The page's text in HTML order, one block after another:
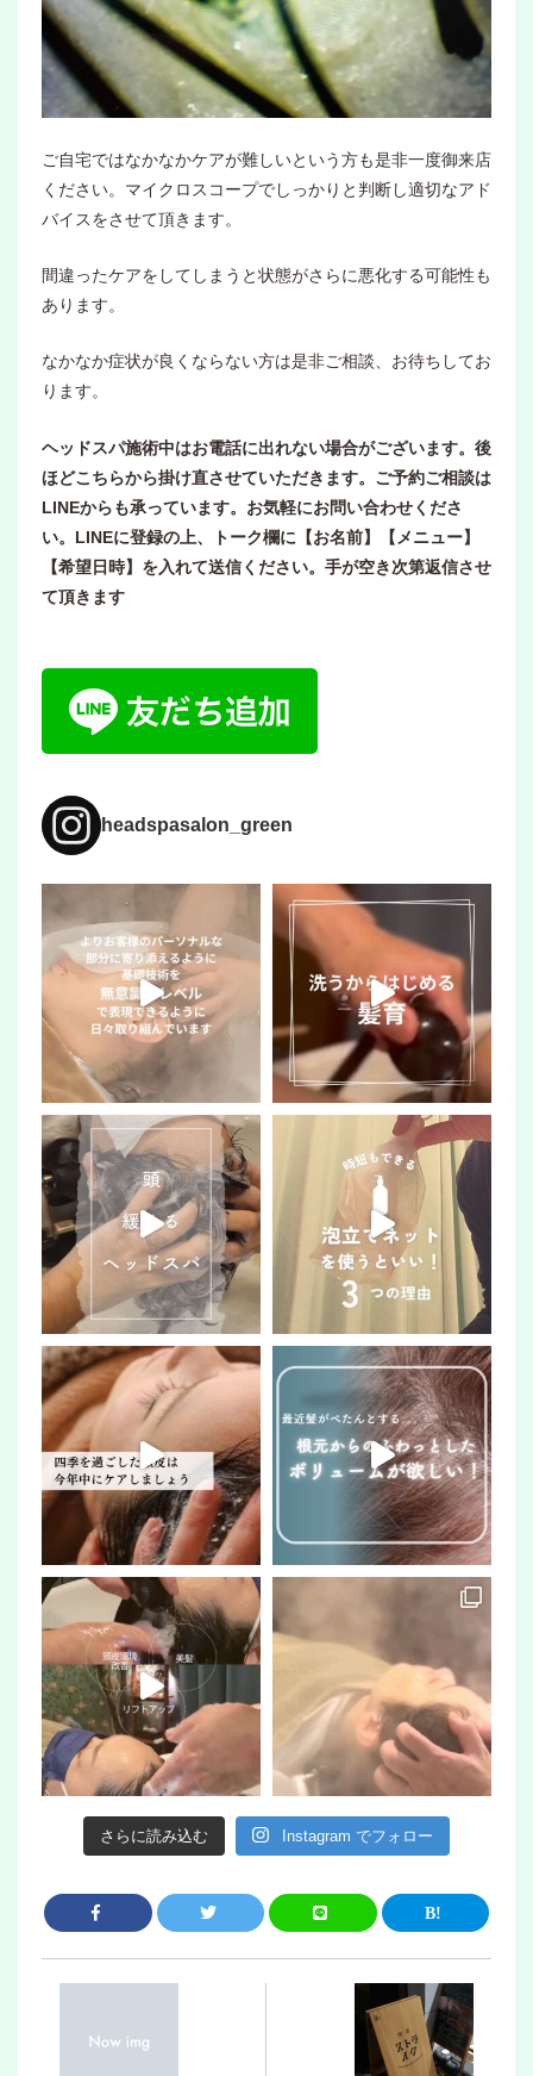
ご自宅ではなかなかケアが難しいという方も是非一度御来店
ください。マイクロスコープでしっかりと判断し適切なアド
バイスをさせて頂きます。
間違ったケアをしてしまうと状態がさらに悪化する可能性も
あります。
なかなか症状が良くならない方は是非ご相談、お待ちしてお
ります。
ヘッドスパ施術中はお電話に出れない場合がございます。後
ほどこちらから掛け直させていただきます。ご予約ご相談は
LINEからも承っています。お気軽にお問い合わせくださ
い。LINEに登録の上、トーク欄に【お名前】【メニュー】
【希望日時】を入れて送信ください。手が空き次第返信させ
て頂きます
headspasalon_green
さらに読み込む Instagram でフォロー